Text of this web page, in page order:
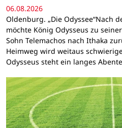
06.08.2026
Oldenburg. „Die Odyssee“Nach
möchte König Odysseus zu
Sohn Telemachos nach Ithaka
Heimweg wird weitaus
Odysseus steht ein langes